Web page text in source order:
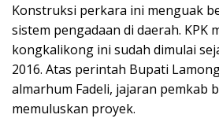
​Konstruksi perkara ini menguak
sistem pengadaan di daerah. KPK
kongkalikong ini sudah dimulai
2016. Atas perintah Bupati
almarhum Fadeli, jajaran pemkab
memuluskan proyek.